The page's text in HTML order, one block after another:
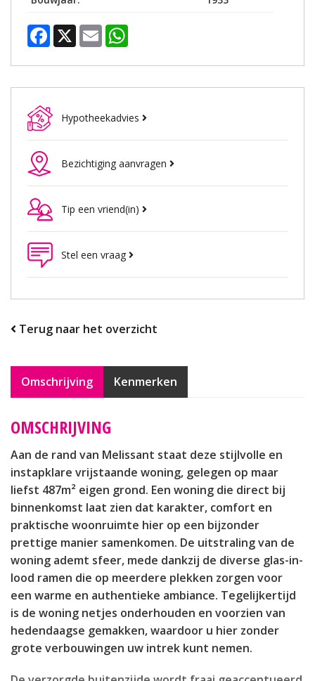
Facebook
X Email
Hypotheekadvies
Bezichtiging aanvragen
Tip een vriend(in)
Stel een vraag
Terug naar het overzicht
Omschrijving Kenmerken
OMSCHRIJVING
Aan de rand van Melissant staat deze stijlvolle en
instapklare vrijstaande woning, gelegen op maar
liefst 487m² eigen grond. Een woning die direct bij
binnenkomst laat zien dat karakter, comfort en
praktische woonruimte hier op een bijzonder
prettige manier samenkomen. De uitstraling van de
woning ademt sfeer, mede dankzij de diverse glas-in-
lood ramen die op meerdere plekken zorgen voor
een warme en authentieke ambiance. Tegelijkertijd
is de woning netjes onderhouden en voorzien van
hedendaagse gemakken, waardoor u hier zonder
grote verbouwingen uw intrek kunt nemen.